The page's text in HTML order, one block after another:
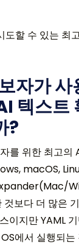
자가 사
텍스트
?
를 위한 최고의
macOS,
보다 더 많은
이지만 YAML
에서 실행되는